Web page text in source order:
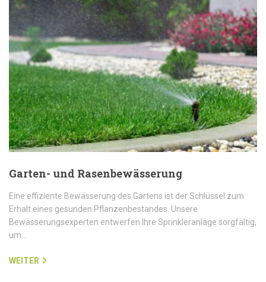
Garten- und Rasenbewässerung
Eine effiziente Bewässerung des Gartens ist der Schlüssel zum
Erhalt eines gesunden Pflanzenbestandes. Unsere
Bewässerungsexperten entwerfen Ihre Sprinkleranlage sorgfältig,
um…
WEITER